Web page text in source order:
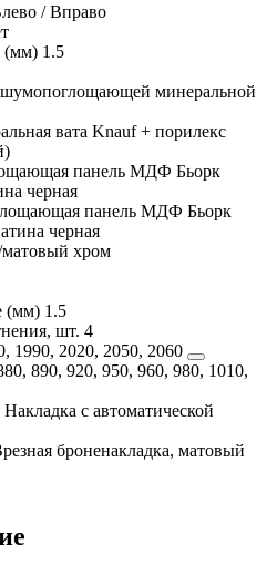
/ Вправо
(мм) 1.5
шумопоглощающей минеральной
вата Knauf + порилекс
панель МДФ Бьорк
черная
панель МДФ Бьорк
черная
хром
(мм) 1.5
шт. 4
1990, 2020, 2050, 2060
890, 920, 950, 960, 980, 1010,
с автоматической
броненакладка, матовый